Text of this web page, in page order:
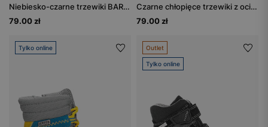
Niebiesko-czarne trzewiki BARTEK z membraną Sympatex
79.00 zł
Czarne chłopięce trzewiki z ociepleniem BARTEK T-61232/P17
79.00 zł
Tylko online Outlet
Tylko online